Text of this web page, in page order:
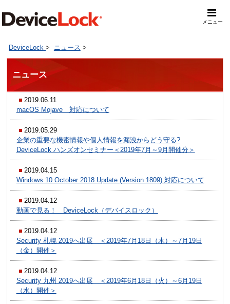
メニュー
DeviceLock > ニュース >
ニュース
2019.06.11
macOS Mojave 対応について
2019.05.29
企業の重要な機密情報や個人情報を漏洩からどう守る?
DeviceLock ハンズオンセミナー＜2019年7月～9月開催分＞
2019.04.15
Windows 10 October 2018 Update (Version 1809) 対応について
2019.04.12
動画で見る！ DeviceLock（デバイスロック）
2019.04.12
Security 札幌 2019へ出展 ＜2019年7月18日（木）～7月19日
（金）開催＞
2019.04.12
Security 九州 2019へ出展 ＜2019年6月18日（火）～6月19日
（水）開催＞